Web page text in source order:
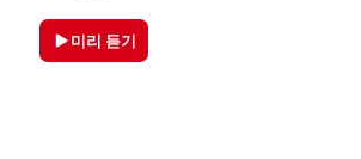
미리 듣기